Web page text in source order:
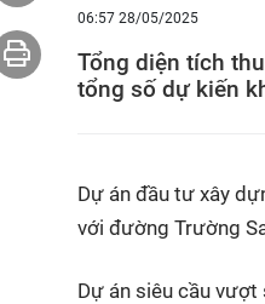
06:57 28/05/2025
Tổng diện tích
tổng số dự kiến
Dự án đầu tư xây
với đường Trường
Dự án siêu cầu